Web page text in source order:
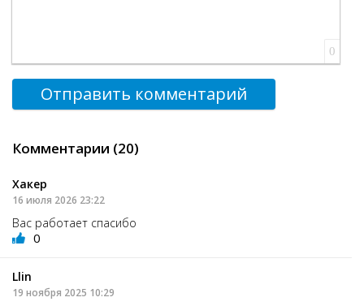
0
Отправить комментарий
Комментарии (20)
Хакер
16 июля 2026 23:22
Вас работает спасибо
0
Llin
19 ноября 2025 10:29